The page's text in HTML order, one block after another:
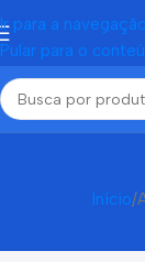
Ir para a navegação
Pular para o
Início